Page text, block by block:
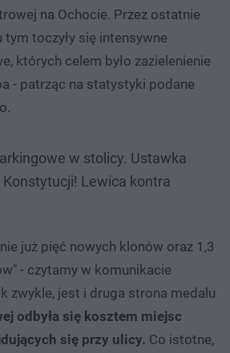
na Ochocie. Przez ostatnie
toczyły się intensywne
których celem było zazielenienie
- patrząc na statystyki podane
w stolicy. Ustawka
Lewica kontra
już pięć nowych klonów oraz 1,3
- czytamy w komunikacie
zwykle, jest i druga strona medalu
odbyła się kosztem miejsc
się przy ulicy. Co istotne,